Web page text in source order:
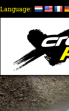
Language: